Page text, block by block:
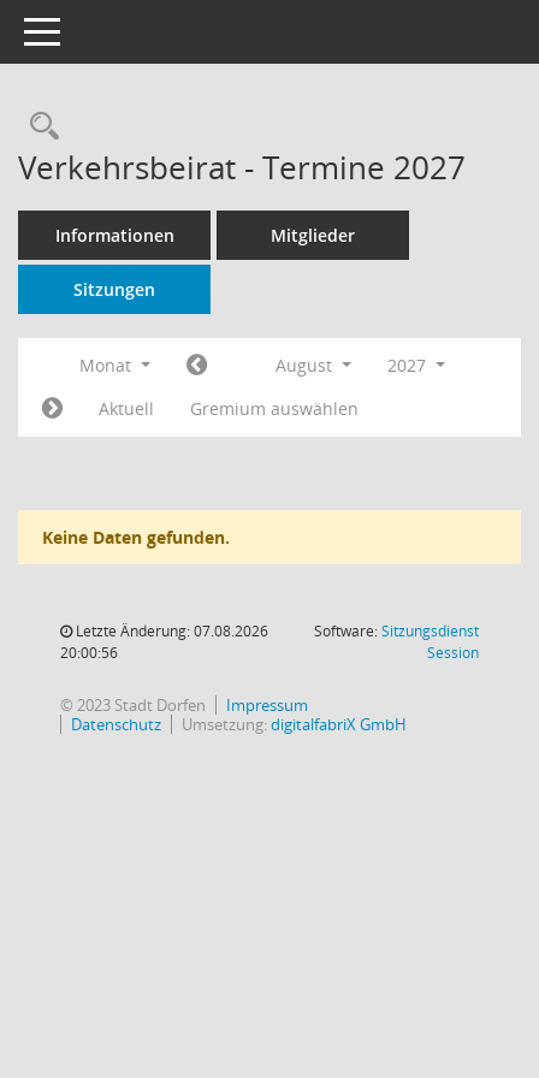
Toggle navigation
Rechercheauswahl
Verkehrsbeirat - Termine 2027
Informationen Mitglieder
Sitzungen
Monat August
2027
Aktuell
Gremium auswählen
Keine Daten gefunden.
Letzte Änderung: 07.08.2026
20:00:56
Software:Sitzungsdienst
Session(Wird in
© 2023 Stadt Dorfen
Impressum
Datenschutz
Umsetzung:digitalfabriX GmbH